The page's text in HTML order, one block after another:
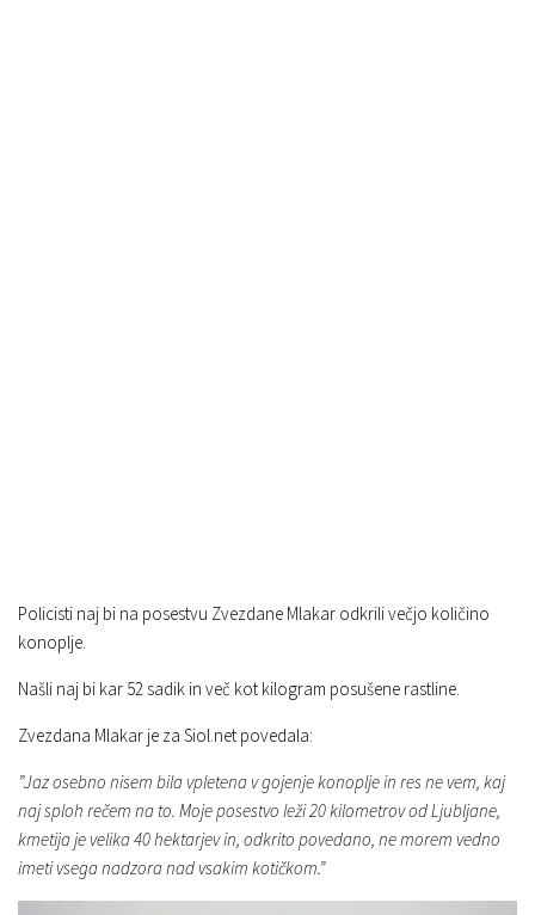
Policisti naj bi na posestvu Zvezdane Mlakar odkrili večjo količino
konoplje.
Našli naj bi kar 52 sadik in več kot kilogram posušene rastline.
Zvezdana Mlakar je za Siol.net povedala:
”Jaz osebno nisem bila vpletena v gojenje konoplje in res ne vem, kaj
naj sploh rečem na to. Moje posestvo leži 20 kilometrov od Ljubljane,
kmetija je velika 40 hektarjev in, odkrito povedano, ne morem vedno
imeti vsega nadzora nad vsakim kotičkom.”